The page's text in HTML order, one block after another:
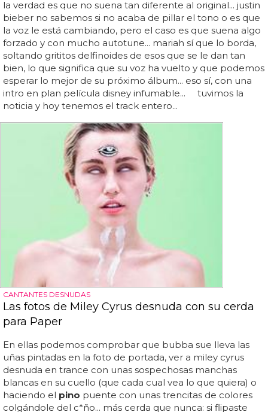
la verdad es que no suena tan diferente al original... justin
bieber no sabemos si no acaba de pillar el tono o es que
la voz le está cambiando, pero el caso es que suena algo
forzado y con mucho autotune... mariah sí que lo borda,
soltando grititos delfinoides de esos que se le dan tan
bien, lo que significa que su voz ha vuelto y que podemos
esperar lo mejor de su próximo álbum... eso sí, con una
intro en plan película disney infumable... tuvimos la
noticia y hoy tenemos el track entero...
CANTANTES DESNUDAS
Las fotos de Miley Cyrus desnuda con su cerda
para Paper
En ellas podemos comprobar que bubba sue lleva las
uñas pintadas en la foto de portada, ver a miley cyrus
desnuda en trance con unas sospechosas manchas
blancas en su cuello (que cada cual vea lo que quiera) o
haciendo el pino puente con unas trencitas de colores
colgándole del c*ño... más cerda que nunca: si flipaste